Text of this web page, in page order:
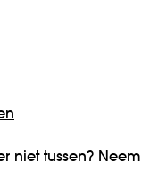
niet tussen? Neem